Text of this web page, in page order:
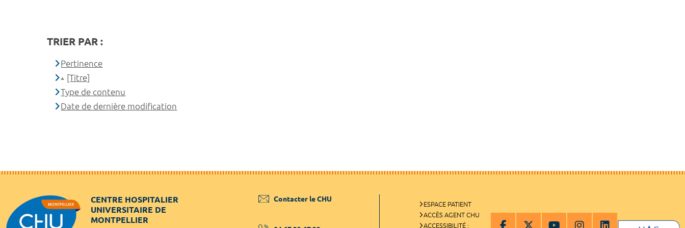
TRIER PAR :
Pertinence
[Titre]
Type de contenu
Date de dernière modification
CENTRE HOSPITALIER
UNIVERSITAIRE DE
MONTPELLIER
Contacter le CHU
ESPACE PATIENT
ACCÈS AGENT CHU
ACCESSIBILITÉ :